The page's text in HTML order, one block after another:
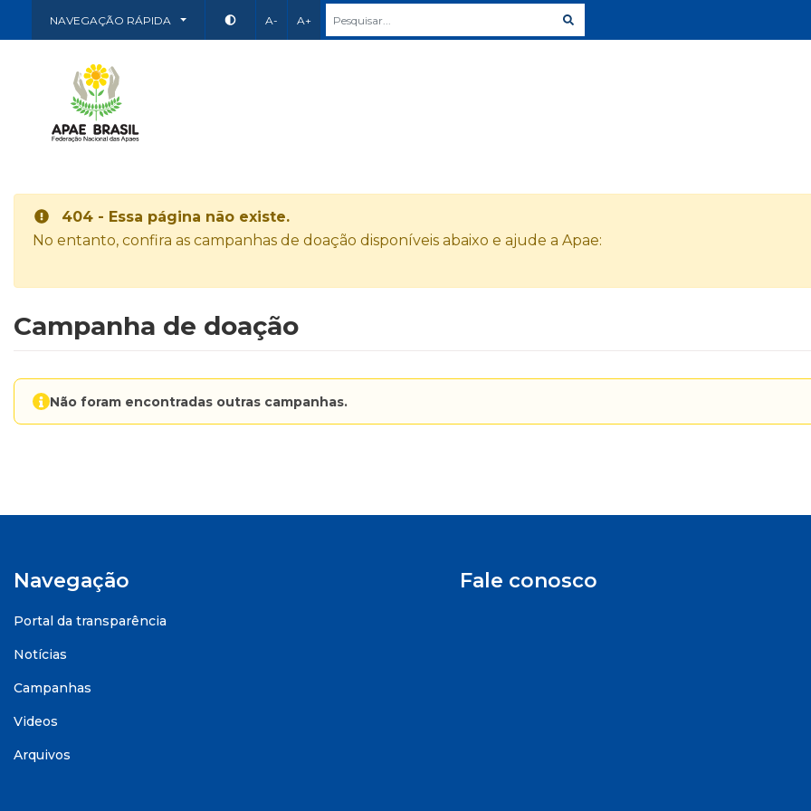
NAVEGAÇÃO RÁPIDA A- A+
404 - Essa página não existe.
No entanto, confira as campanhas de doação disponíveis abaixo e ajude a Apae:
Campanha de doação
Não foram encontradas outras campanhas.
Navegação
Portal da transparência
Notícias
Campanhas
Videos
Arquivos
Fale conosco